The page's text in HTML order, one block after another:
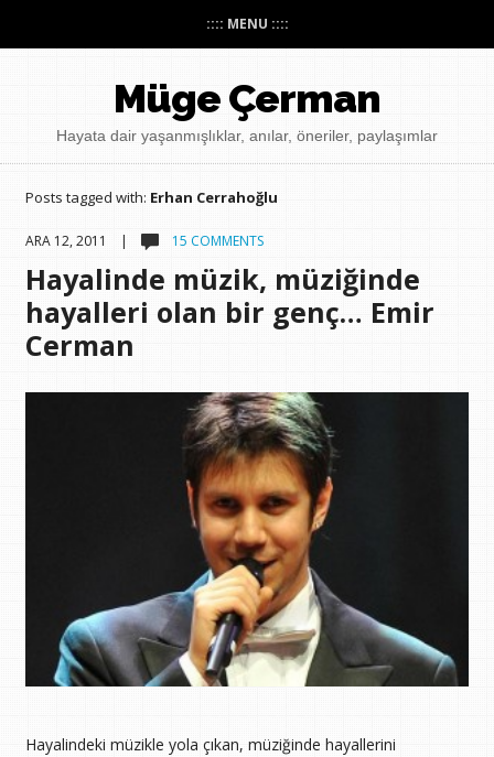
:::: MENU ::::
Müge Çerman
Hayata dair yaşanmışlıklar, anılar, öneriler, paylaşımlar
Posts tagged with: Erhan Cerrahoğlu
ARA 12, 2011 | 15 COMMENTS
Hayalinde müzik, müziğinde
hayalleri olan bir genç… Emir
Cerman
Hayalindeki müzikle yola çıkan, müziğinde hayallerini